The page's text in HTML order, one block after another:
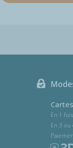
En 1
En 3 ou